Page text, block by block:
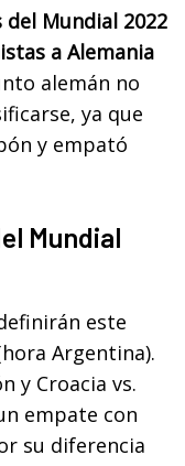
Mundial 2022
a Alemania
alemán no
ya que
y empató
Mundial
este
Argentina).
y Croacia vs.
empate con
su diferencia